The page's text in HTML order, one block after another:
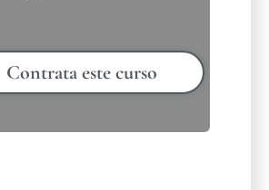
Contrata este curso